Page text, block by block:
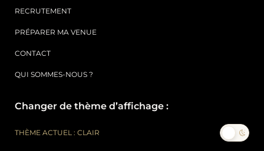
RECRUTEMENT
PRÉPARER MA VENUE
CONTACT
QUI SOMMES-NOUS ?
Changer de thème d’affichage :
THÈME ACTUEL : CLAIR